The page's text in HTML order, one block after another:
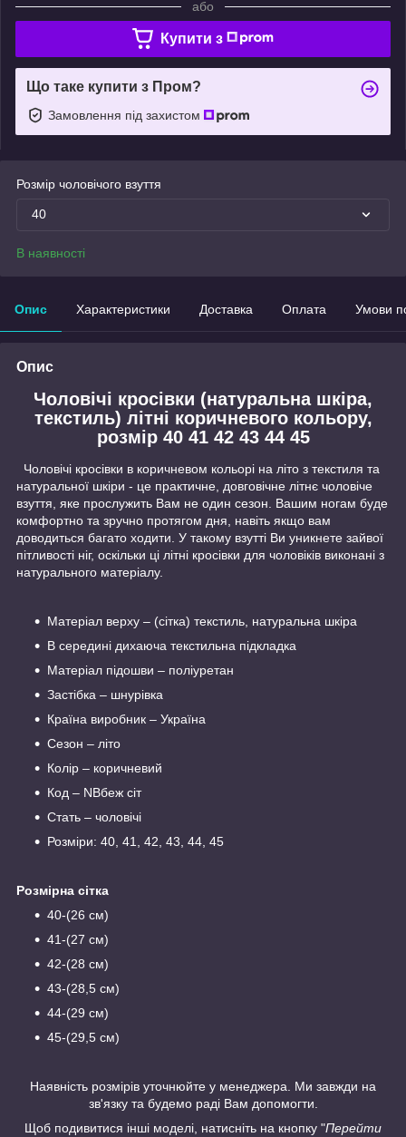
або
Купити з
Що таке купити з Пром?
Замовлення під захистом
Розмір чоловічого взуття
40
В наявності
Опис Характеристики Доставка Оплата Умови
Опис
Чоловічі кросівки (натуральна шкіра,
текстиль) літні коричневого кольору,
розмір 40 41 42 43 44 45
Чоловічі кросівки в коричневом кольорі на літо з текстиля та
натуральної шкіри - це практичне, довговічне літнє чоловіче
взуття, яке прослужить Вам не один сезон. Вашим ногам буде
комфортно та зручно протягом дня, навіть якщо вам
доводиться багато ходити. У такому взутті Ви уникнете зайвої
пітливості ніг, оскільки ці літні кросівки для чоловіків виконані з
натурального матеріалу.
Матеріал верху – (сітка) текстиль, натуральна шкіра
В середині дихаюча текстильна підкладка
Матеріал підошви – поліуретан
Застібка – шнурівка
Країна виробник – Україна
Сезон – літо
Колір – коричневий
Код – NBбеж сіт
Стать – чоловічі
Розміри: 40, 41, 42, 43, 44, 45
Розмірна сітка
40-(26 см)
41-(27 см)
42-(28 см)
43-(28,5 см)
44-(29 см)
45-(29,5 см)
Наявність розмірів уточнюйте у менеджера. Ми завжди на
зв'язку та будемо раді Вам допомогти.
Щоб подивитися інші моделі, натисніть на кнопку "Перейти